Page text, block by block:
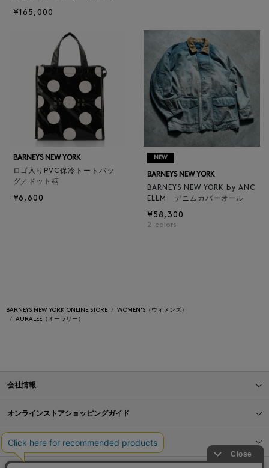
¥165,000
BARNEYS NEW YORK
ロゴ入りPVC保冷トートバッ
グ／ドット柄
¥6,600
NEW
BARNEYS NEW YORK
BARNEYS NEW YORK by ANC
ELLM デニムカバーオール
¥58,300
2 colors
BARNEYS NEW YORK ONLINE STORE
WOMEN'S（ウィメンズ）
AURALEE（オーラリー）
会社情報
オンラインストアショッピングガイド
店舗情報